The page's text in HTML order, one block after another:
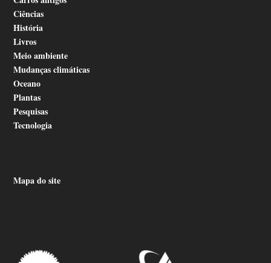
Ciências
História
Livros
Meio ambiente
Mudanças climáticas
Oceano
Plantas
Pesquisas
Tecnologia
Mapa do site